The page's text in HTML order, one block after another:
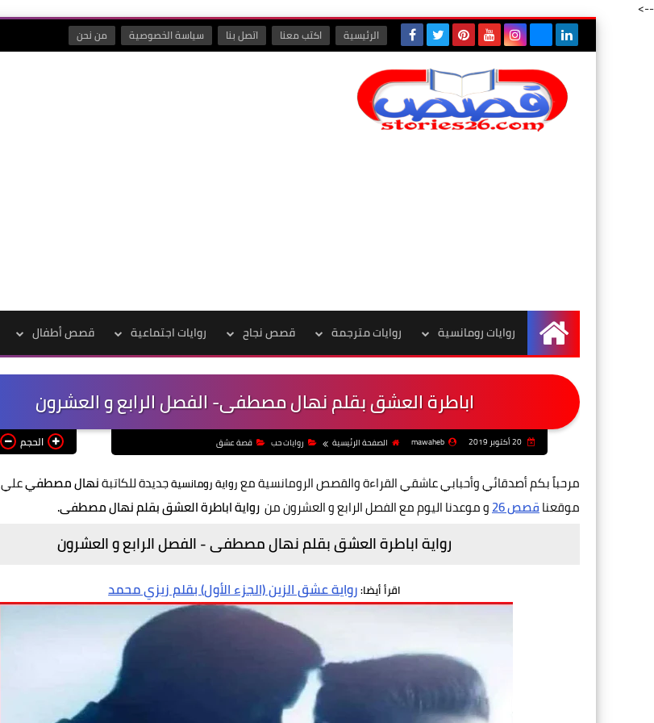
-->
الرئيسية اكتب معنا اتصل بنا سياسة الخصوصية من نحن
الرئيسية
روايات رومانسية روايات مترجمة قصص نجاح روايات اجتماعية قصص أطفال
اباطرة العشق بقلم نهال مصطفى- الفصل الرابع و العشرون
20 أكتوبر 2019 mawaheb الصفحة الرئيسية روايات حب قصة عشق الحجم
مرحباً بكم أصدقائي وأحبابي عاشقي القراءة والقصص الرومانسية معرواية رومانسيةجديدة للكاتبةنهال مصطفيعلي
موقعناقصص 26 و موعدنا اليوم مع الفصل الرابع و العشرون من رواية اباطرة العشق بقلم نهال مصطفى.
رواية اباطرة العشق بقلم نهال مصطفى - الفصل الرابع و العشرون
اقرأ أيضا:رواية عشق الزين (الجزء الأول) بقلم زيزي محمد